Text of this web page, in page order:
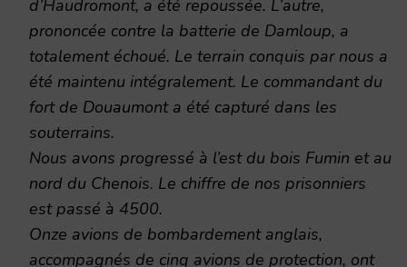
d’Haudromont, a été repoussée. L’autre,
prononcée contre la batterie de Damloup, a
totalement échoué. Le terrain conquis par nous a
été maintenu intégralement. Le commandant du
fort de Douaumont a été capturé dans les
souterrains.
Nous avons progressé à l’est du bois Fumin et au
nord du Chenois. Le chiffre de nos prisonniers
est passé à 4500.
Onze avions de bombardement anglais,
accompagnés de cinq avions de protection, ont